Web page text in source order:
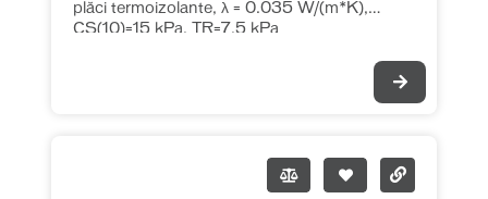
plăci termoizolante, λ = 0.035 W/(m*K),
CS(10)=15 kPa, TR=7.5 kPa